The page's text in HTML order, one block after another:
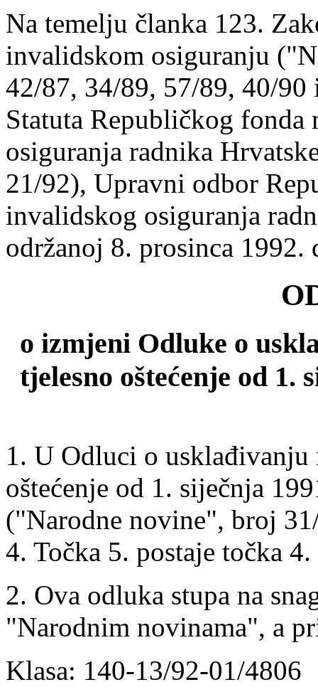
Na temelju članka 123.
invalidskom osiguranju
42/87, 34/89, 57/89, 40/
Statuta Republičkog
osiguranja radnika
21/92), Upravni odbor
invalidskog osiguranja
održanoj 8. prosinca 1992.
o izmjeni Odluke o
tjelesno oštećenje od 1.
1. U Odluci o usklađivanju
oštećenje od 1. siječnja
("Narodne novine", broj
4. Točka 5. postaje točka 4.
2. Ova odluka stupa na
"Narodnim novinama", a
Klasa: 140-13/92-01/4806